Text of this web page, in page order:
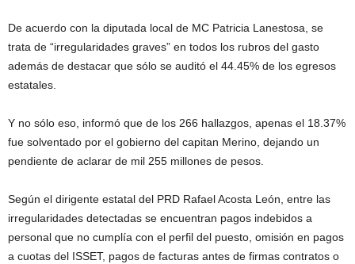
De acuerdo con la diputada local de MC Patricia Lanestosa, se
trata de “irregularidades graves” en todos los rubros del gasto
además de destacar que sólo se auditó el 44.45% de los egresos
estatales.
Y no sólo eso, informó que de los 266 hallazgos, apenas el 18.37%
fue solventado por el gobierno del capitan Merino, dejando un
pendiente de aclarar de mil 255 millones de pesos.
Según el dirigente estatal del PRD Rafael Acosta León, entre las
irregularidades detectadas se encuentran pagos indebidos a
personal que no cumplía con el perfil del puesto, omisión en pagos
a cuotas del ISSET, pagos de facturas antes de firmas contratos o